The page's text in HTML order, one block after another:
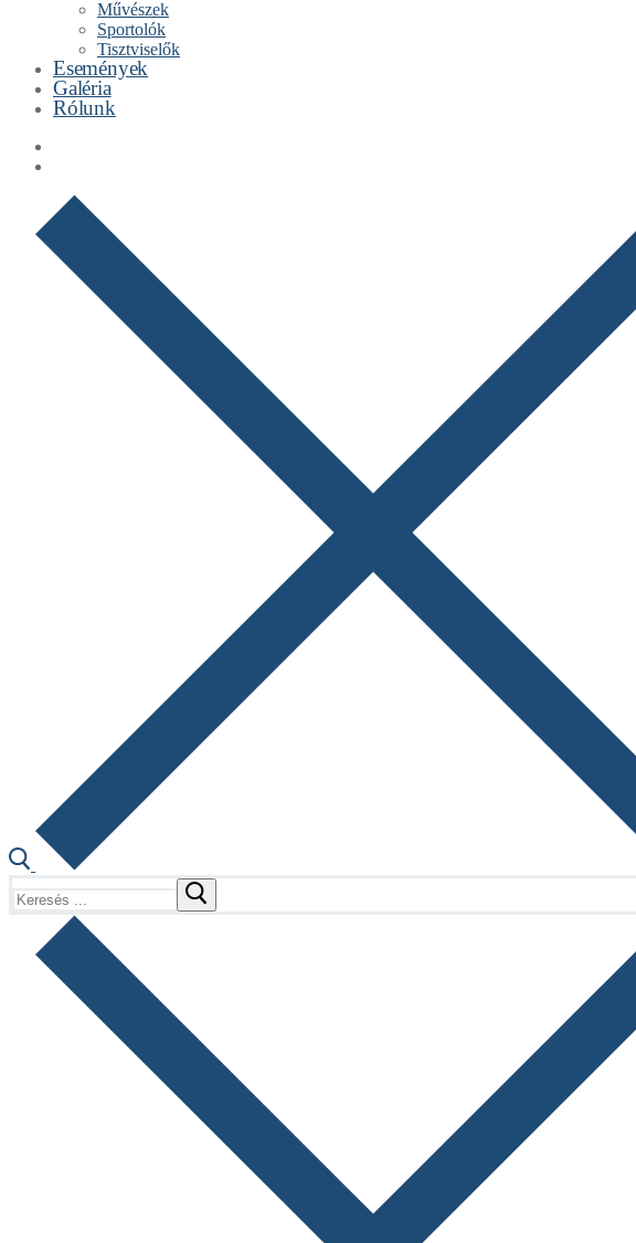
Művészek
Sportolók
Tisztviselők
Események
Galéria
Rólunk